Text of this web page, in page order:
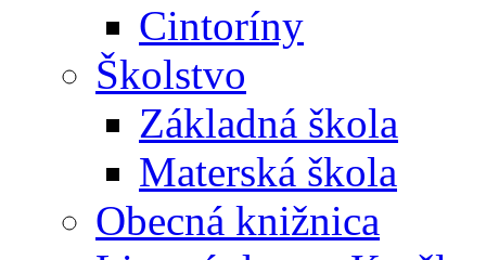
Cintoríny
Školstvo
Základná škola
Materská škola
Obecná knižnica